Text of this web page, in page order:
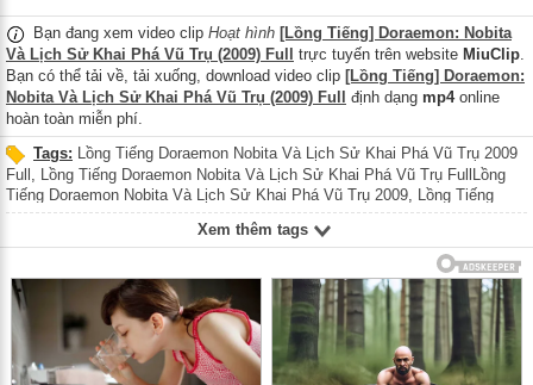
Bạn đang xem video clip Hoạt hình [Lồng Tiếng] Doraemon: Nobita
Và Lịch Sử Khai Phá Vũ Trụ (2009) Full
trực tuyến trên website MiuClip.
Bạn có thể tải về, tải xuống, download video clip [Lồng Tiếng] Doraemon:
Nobita Và Lịch Sử Khai Phá Vũ Trụ (2009) Full
định dạng mp4online
hoàn toàn miễn phí.
Tags: Lồng Tiếng Doraemon Nobita Và Lịch Sử Khai Phá Vũ Trụ 2009
Full
Lồng Tiếng Doraemon Nobita Và Lịch Sử Khai Phá Vũ Trụ FullLồng
Tiếng Doraemon Nobita Và Lịch Sử Khai Phá Vũ Trụ 2009 Lồng Tiếng
Doraemon Nobita Và Lịch Sử Khai Phá Vũ Trụ,Lồng Tiếng Doraemon The
Record of Nobitas Spaceblazer 2009 Full,Lồng Tiếng Doraemon The
Record of Nobitas Spaceblazer FullLồng Tiếng Doraemon The Record of
Nobitas Spaceblazer 2009,Lồng Tiếng Doraemon The Record of Nobitas
Spaceblazer
Lồng Tiếng Đôrêmon Nobita Và Lịch Sử Khai Phá Vũ Trụ
2009 Full,Lồng Tiếng Đôrêmon Nobita Và Lịch Sử Khai Phá Vũ Trụ Full,
Lồng Tiếng Đôrêmon Nobita Và Lịch Sử Khai Phá Vũ Trụ 2009 , Lồng Tiếng
Đôrêmon Nobita Và Lịch Sử Khai Phá Vũ Trụ,
Lồng Tiếng Đôrêmon The
Record of Nobitas Spaceblazer 2009 Full ,Lồng Tiếng Đôrêmon The Record
Xem thêm tags